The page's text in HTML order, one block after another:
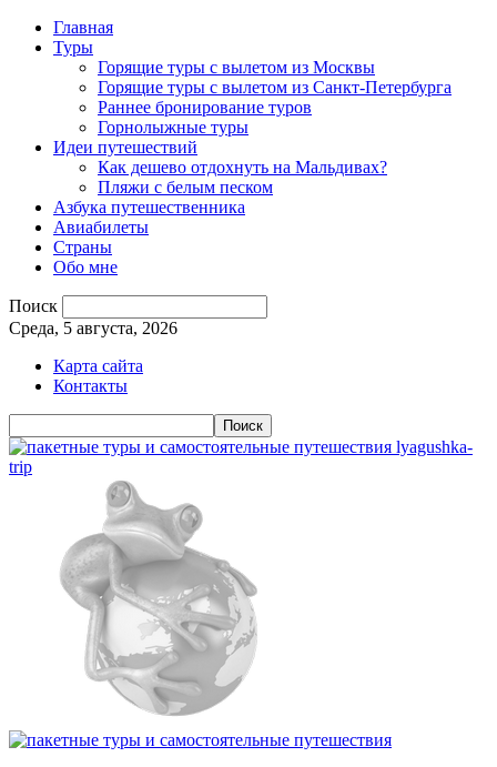
Главная
Туры
Горящие туры с вылетом из Москвы
Горящие туры с вылетом из Санкт-Петербурга
Раннее бронирование туров
Горнолыжные туры
Идеи путешествий
Как дешево отдохнуть на Мальдивах?
Пляжи с белым песком
Азбука путешественника
Авиабилеты
Страны
Обо мне
Поиск
Среда, 5 августа, 2026
Карта сайта
Контакты
lyagushka-
trip